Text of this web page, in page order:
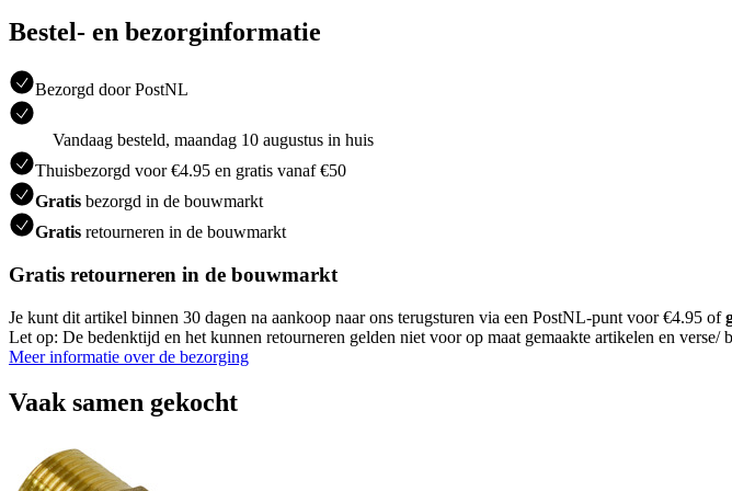
Bestel- en bezorginformatie
Bezorgd door PostNL
Vandaag besteld, maandag 10 augustus in huis
Thuisbezorgd voor €4.95 en gratis vanaf €50
Gratis bezorgd in de bouwmarkt
Gratis retourneren in de bouwmarkt
Gratis retourneren in de bouwmarkt
Je kunt dit artikel binnen 30 dagen na aankoop naar ons terugsturen via een PostNL-punt voor €4.95 of
Let op: De bedenktijd en het kunnen retourneren gelden niet voor op maat gemaakte artikelen en verse/
Meer informatie over de bezorging
Vaak samen gekocht